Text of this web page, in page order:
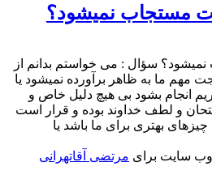
مستجاب نمیشود؟
سؤال : می خواستم بدانم از
مهم ما به ظاهر برآورده نمیشود یا
انجام بشود بی هیچ دلیل خاص و
و لطف خداوند بوده و قرار است
بهتری برای ما باشد یا
سایت برای مرتضی آقاتهرانی